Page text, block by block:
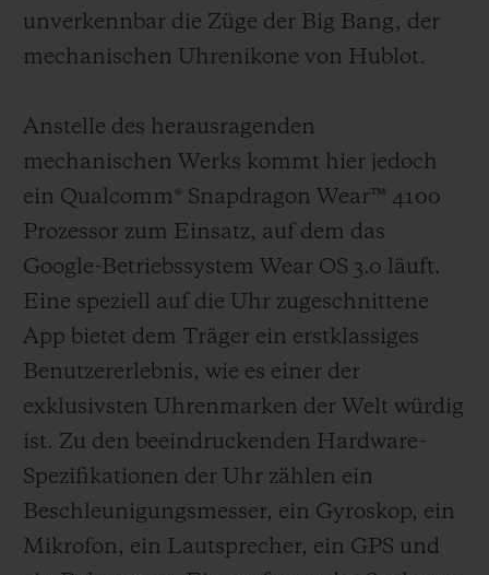
unverkennbar die Züge der Big Bang, der
mechanischen Uhrenikone von Hublot.
Anstelle des herausragenden
mechanischen Werks kommt hier jedoch
ein Qualcomm® Snapdragon Wear™ 4100
Prozessor zum Einsatz, auf dem das
Google-Betriebssystem Wear OS 3.0 läuft.
Eine speziell auf die Uhr zugeschnittene
App bietet dem Träger ein erstklassiges
Benutzererlebnis, wie es einer der
exklusivsten Uhrenmarken der Welt würdig
ist. Zu den beeindruckenden Hardware-
Spezifikationen der Uhr zählen ein
Beschleunigungsmesser, ein Gyroskop, ein
Mikrofon, ein Lautsprecher, ein GPS und